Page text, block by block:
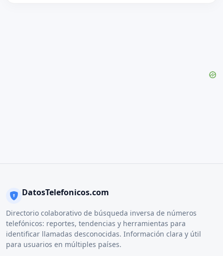
DatosTelefonicos.com
Directorio colaborativo de búsqueda inversa de números
telefónicos: reportes, tendencias y herramientas para
identificar llamadas desconocidas. Información clara y útil
para usuarios en múltiples países.